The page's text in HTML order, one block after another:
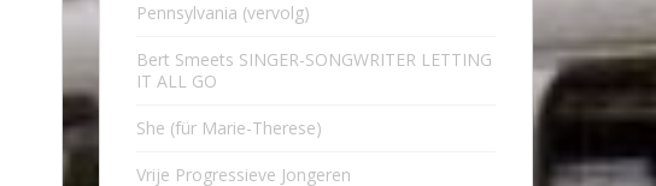
Pennsylvania (vervolg)
Bert Smeets SINGER-SONGWRITER LETTING
IT ALL GO
She (für Marie-Therese)
Vrije Progressieve Jongeren